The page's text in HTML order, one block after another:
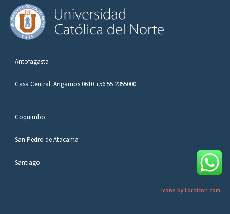
Antofagasta
Casa Central. Angamos 0610 +56 55 2355000
Coquimbo
San Pedro de Atacama
Santiago
Icons by Lordicon.com